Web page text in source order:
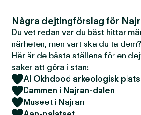
Några dejtingförslag för
Du vet redan var du bäst hittar
närheten, men vart ska du ta
Här är de bästa ställena för en
saker att göra i stan:
Al Okhdood arkeologisk plats
Dammen i Najran-dalen
Museet i Najran